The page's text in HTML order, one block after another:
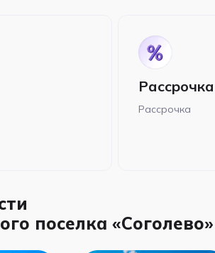
Рассрочка
Рассрочка
поселка «Соголево»